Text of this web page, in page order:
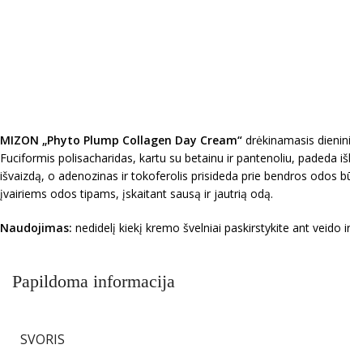
MIZON „Phyto Plump Collagen Day Cream“ drėkinamasis
Fuciformis polisacharidas, kartu su betainu ir pantenoliu, padeda
išvaizdą, o adenozinas ir tokoferolis prisideda prie bendros odos
įvairiems odos tipams, įskaitant sausą ir jautrią odą.
Naudojimas: nedidelį kiekį kremo švelniai paskirstykite ant
Papildoma informacija
SVORIS